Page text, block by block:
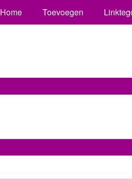
Home Toevoegen